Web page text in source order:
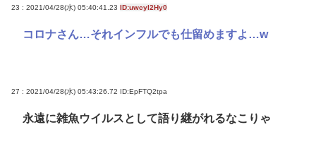
23 : 2021/04/28(水) 05:40:41.23 ID:uwcyl2Hy0
コロナさん…それインフルでも仕留めますよ…w
27 : 2021/04/28(水) 05:43:26.72 ID:EpFTQ2tpa
永遠に雑魚ウイルスとして語り継がれるなこりゃ